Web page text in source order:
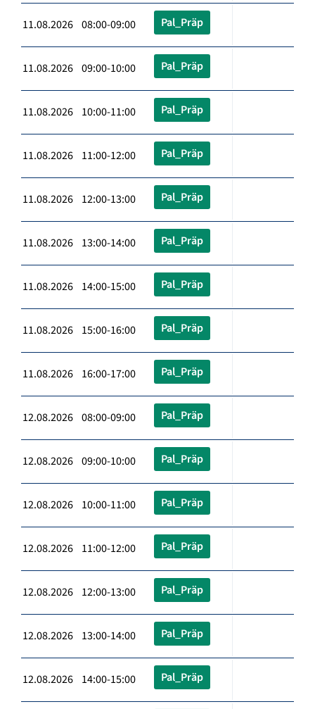
11.08.2026 08:00-09:00 Pal_Präp
11.08.2026 09:00-10:00 Pal_Präp
11.08.2026 10:00-11:00 Pal_Präp
11.08.2026 11:00-12:00 Pal_Präp
11.08.2026 12:00-13:00 Pal_Präp
11.08.2026 13:00-14:00 Pal_Präp
11.08.2026 14:00-15:00 Pal_Präp
11.08.2026 15:00-16:00 Pal_Präp
11.08.2026 16:00-17:00 Pal_Präp
12.08.2026 08:00-09:00 Pal_Präp
12.08.2026 09:00-10:00 Pal_Präp
12.08.2026 10:00-11:00 Pal_Präp
12.08.2026 11:00-12:00 Pal_Präp
12.08.2026 12:00-13:00 Pal_Präp
12.08.2026 13:00-14:00 Pal_Präp
12.08.2026 14:00-15:00 Pal_Präp